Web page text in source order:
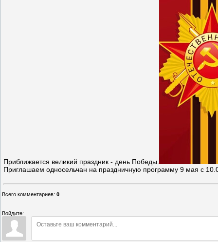
Приближается великий праздник - день Победы.
Приглашаем односельчан на праздничную программу 9 мая с
Всего комментариев: 0
Войдите: